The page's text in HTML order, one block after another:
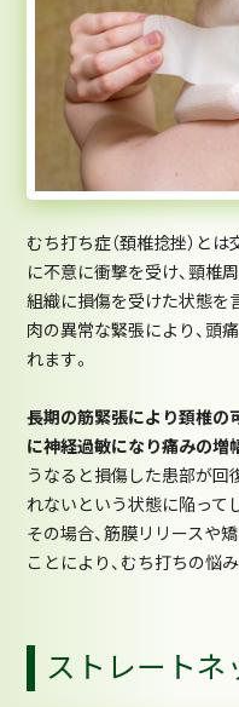
むち打ち症（頚椎捻挫）と
に不意に衝撃を受け、頸椎
組織に損傷を受けた状態を
肉の異常な緊張により、頭
れます。
長期の筋緊張により頚椎の
に神経過敏になり痛みの増
うなると損傷した患部が回
れないという状態に陥って
その場合、筋膜リリースや
ことにより、むち打ちの悩
ストレートネ